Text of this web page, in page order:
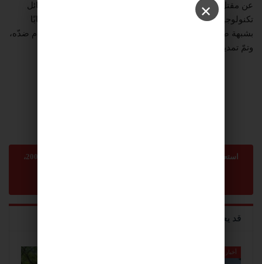
عن مقتل أحد السكان. وبعد التحقيق المستمر وبمساعدة وسائل
تكنولوجية متطورة اعتقلت الشرطة في تاريخ 13.11.2023 شابًا
بشبهة ضلوعه بإطلاق النار، وعلى إثر ذلك قدم تصريح مدع عام ضدّه،
وتمّ تمديد اعتقاله على ذمّة التحقيق”.
استعمال المضامين بموجب بند 27 أ لقانون الحقوق الأدبية لسنة 2007،
قد يعجبك ايضا
أخبار
✕